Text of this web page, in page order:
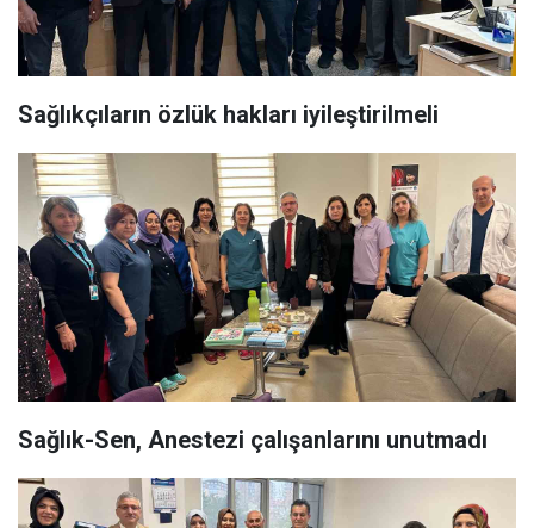
Sağlıkçıların özlük hakları iyileştirilmeli
Sağlık-Sen, Anestezi çalışanlarını unutmadı